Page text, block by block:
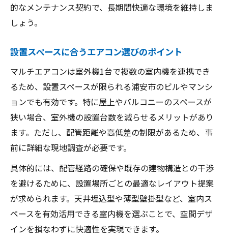
的なメンテナンス契約で、長期間快適な環境を維持しま
しょう。
設置スペースに合うエアコン選びのポイント
マルチエアコンは室外機1台で複数の室内機を連携でき
るため、設置スペースが限られる浦安市のビルやマンシ
ョンでも有効です。特に屋上やバルコニーのスペースが
狭い場合、室外機の設置台数を減らせるメリットがあり
ます。ただし、配管距離や高低差の制限があるため、事
前に詳細な現地調査が必要です。
具体的には、配管経路の確保や既存の建物構造との干渉
を避けるために、設置場所ごとの最適なレイアウト提案
が求められます。天井埋込型や薄型壁掛型など、室内ス
ペースを有効活用できる室内機を選ぶことで、空間デザ
インを損なわずに快適性を実現できます。